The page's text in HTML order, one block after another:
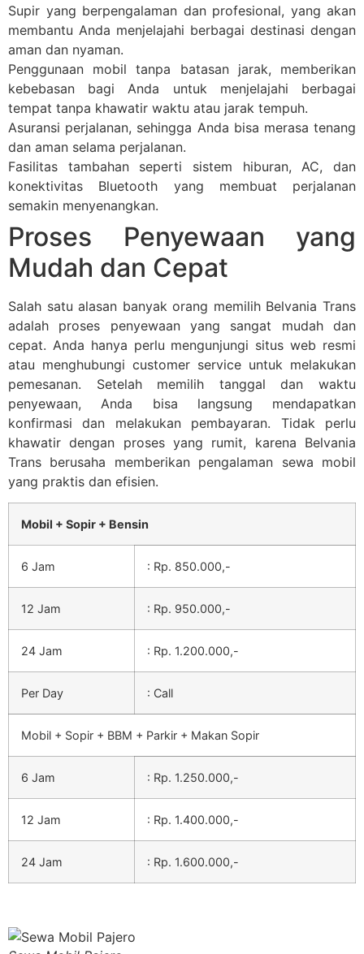
Supir yang berpengalaman dan profesional, yang akan
membantu Anda menjelajahi berbagai destinasi dengan
aman dan nyaman.
Penggunaan mobil tanpa batasan jarak, memberikan
kebebasan bagi Anda untuk menjelajahi berbagai
tempat tanpa khawatir waktu atau jarak tempuh.
Asuransi perjalanan, sehingga Anda bisa merasa tenang
dan aman selama perjalanan.
Fasilitas tambahan seperti sistem hiburan, AC, dan
konektivitas Bluetooth yang membuat perjalanan
semakin menyenangkan.
Proses Penyewaan yang
Mudah dan Cepat
Salah satu alasan banyak orang memilih Belvania Trans
adalah proses penyewaan yang sangat mudah dan
cepat. Anda hanya perlu mengunjungi situs web resmi
atau menghubungi customer service untuk melakukan
pemesanan. Setelah memilih tanggal dan waktu
penyewaan, Anda bisa langsung mendapatkan
konfirmasi dan melakukan pembayaran. Tidak perlu
khawatir dengan proses yang rumit, karena Belvania
Trans berusaha memberikan pengalaman sewa mobil
yang praktis dan efisien.
Mobil + Sopir + Bensin
6 Jam : Rp. 850.000,-
12 Jam : Rp. 950.000,-
24 Jam : Rp. 1.200.000,-
Per Day : Call
Mobil + Sopir + BBM + Parkir + Makan Sopir
6 Jam : Rp. 1.250.000,-
12 Jam : Rp. 1.400.000,-
24 Jam : Rp. 1.600.000,-